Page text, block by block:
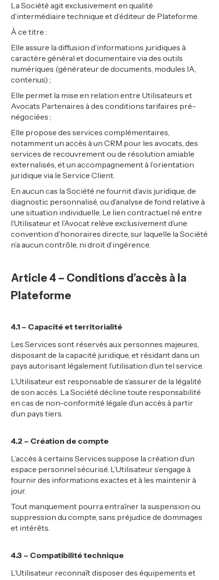
La Société agit exclusivement en qualité
d’intermédiaire technique et d’éditeur de Plateforme.
À ce titre :
Elle assure la diffusion d’informations juridiques à
caractère général et documentaire via des outils
numériques (générateur de documents, modules IA,
contenus) ;
Elle permet la mise en relation entre Utilisateurs et
Avocats Partenaires à des conditions tarifaires pré-
négociées ;
Elle propose des services complémentaires,
notamment un accès à un CRM pour les avocats, des
services de recouvrement ou de résolution amiable
externalisés, et un accompagnement à l’orientation
juridique via le Service Client.
En aucun cas la Société ne fournit d’avis juridique, de
diagnostic personnalisé, ou d’analyse de fond relative à
une situation individuelle. Le lien contractuel né entre
l’Utilisateur et l’Avocat relève exclusivement d’une
convention d’honoraires directe, sur laquelle la Société
n’a aucun contrôle, ni droit d’ingérence.
Article 4 – Conditions d’accès à la
Plateforme
4.1 – Capacité et territorialité
Les Services sont réservés aux personnes majeures,
disposant de la capacité juridique, et résidant dans un
pays autorisant légalement l’utilisation d’un tel service.
L’Utilisateur est responsable de s’assurer de la légalité
de son accès. La Société décline toute responsabilité
en cas de non-conformité légale d’un accès à partir
d’un pays tiers.
4.2 – Création de compte
L’accès à certains Services suppose la création d’un
espace personnel sécurisé. L’Utilisateur s’engage à
fournir des informations exactes et à les maintenir à
jour.
Tout manquement pourra entraîner la suspension ou
suppression du compte, sans préjudice de dommages
et intérêts.
4.3 – Compatibilité technique
L’Utilisateur reconnaît disposer des équipements et